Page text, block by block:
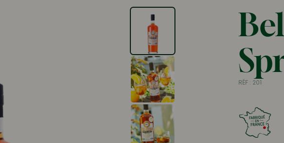
RÉF : 201